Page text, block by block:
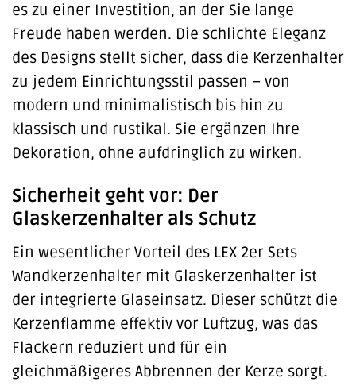
es zu einer Investition, an der Sie lange
Freude haben werden. Die schlichte Eleganz
des Designs stellt sicher, dass die Kerzenhalter
zu jedem Einrichtungsstil passen – von
modern und minimalistisch bis hin zu
klassisch und rustikal. Sie ergänzen Ihre
Dekoration, ohne aufdringlich zu wirken.
Sicherheit geht vor: Der
Glaskerzenhalter als Schutz
Ein wesentlicher Vorteil des LEX 2er Sets
Wandkerzenhalter mit Glaskerzenhalter ist
der integrierte Glaseinsatz. Dieser schützt die
Kerzenflamme effektiv vor Luftzug, was das
Flackern reduziert und für ein
gleichmäßigeres Abbrennen der Kerze sorgt.